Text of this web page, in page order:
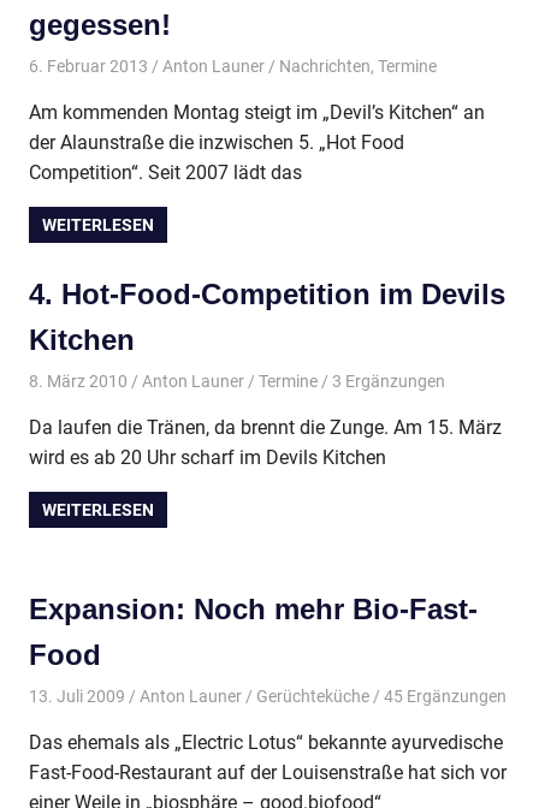
gegessen!
6. Februar 2013 Anton Launer Nachrichten, Termine
Am kommenden Montag steigt im „Devil’s Kitchen“ an
der Alaunstraße die inzwischen 5. „Hot Food
Competition“. Seit 2007 lädt das
WEITERLESEN
4. Hot-Food-Competition im Devils
Kitchen
8. März 2010 Anton Launer Termine/ 3 Ergänzungen
Da laufen die Tränen, da brennt die Zunge. Am 15. März
wird es ab 20 Uhr scharf im Devils Kitchen
WEITERLESEN
Expansion: Noch mehr Bio-Fast-
Food
13. Juli 2009 Anton Launer Gerüchteküche/ 45 Ergänzungen
Das ehemals als „Electric Lotus“ bekannte ayurvedische
Fast-Food-Restaurant auf der Louisenstraße hat sich vor
einer Weile in „biosphäre – good.biofood“